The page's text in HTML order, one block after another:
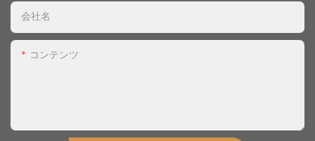
会社名
コンテンツ